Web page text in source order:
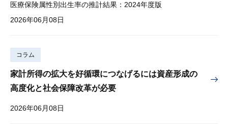
医療保険属性別出生率の推計結果：2024年度版
2026年06月08日
コラム
家計所得の拡大を好循環につなげるには資産形成の
高度化と社会保障改革が必要
2026年06月08日